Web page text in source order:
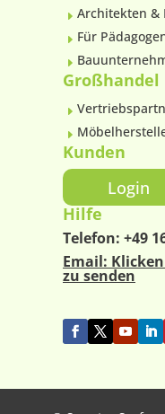
E Architekten &
E Für
E
Großhandel
E
E
Kunden
Login
Hilfe
Telefon: +49
Email:
zu senden